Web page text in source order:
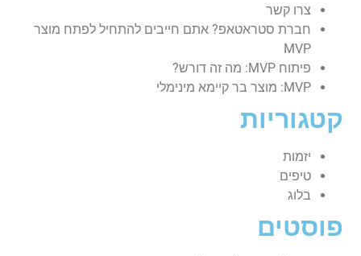
צרו קשר
חברת סטראטאפ? אתם חייבים להתחיל לפתח מוצר
MVP
פיתוח MVP: מה זה דורש?
MVP: מוצר בר קיימא מינימלי
קטגוריות
יזמות
טיפים
בלוג
פוסטים